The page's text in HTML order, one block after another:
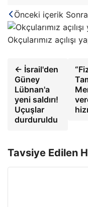
Önceki içerik
Okçularımız açılışı
← İsrail'den
Güney
Lübnan'a
yeni saldırı!
Uçuşlar
durduruldu
Tavsiye Edilen